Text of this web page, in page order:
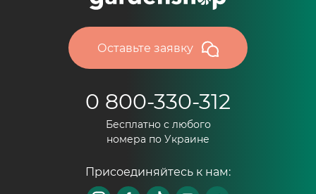
выполнять работы, для которых не
предназначена данная техника; глушить мотор
на высоких оборотах; использовать топливо не
по регламенту; делать маневры, когда навесное
двигатель на максимум без преждевременного
отлично придерживайте следующих
Оставьте заявку
0 800-330-312
Бесплатно с любого
номера по Украине
Присоединяйтесь к нам: